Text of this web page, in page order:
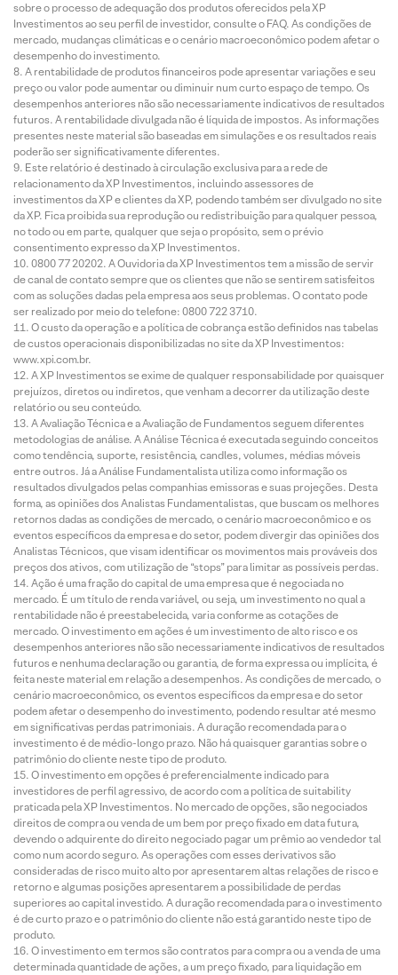
sobre o processo de adequação dos produtos oferecidos pela XP
Investimentos ao seu perfil de investidor, consulte o FAQ. As condições de
mercado, mudanças climáticas e o cenário macroeconômico podem afetar o
desempenho do investimento.
A rentabilidade de produtos financeiros pode apresentar variações e seu
preço ou valor pode aumentar ou diminuir num curto espaço de tempo. Os
desempenhos anteriores não são necessariamente indicativos de resultados
futuros. A rentabilidade divulgada não é líquida de impostos. As informações
presentes neste material são baseadas em simulações e os resultados reais
poderão ser significativamente diferentes.
Este relatório é destinado à circulação exclusiva para a rede de
relacionamento da XP Investimentos, incluindo assessores de
investimentos da XP e clientes da XP, podendo também ser divulgado no site
da XP. Fica proibida sua reprodução ou redistribuição para qualquer pessoa,
no todo ou em parte, qualquer que seja o propósito, sem o prévio
consentimento expresso da XP Investimentos.
0800 77 20202. A Ouvidoria da XP Investimentos tem a missão de servir
de canal de contato sempre que os clientes que não se sentirem satisfeitos
com as soluções dadas pela empresa aos seus problemas. O contato pode
ser realizado por meio do telefone: 0800 722 3710.
O custo da operação e a política de cobrança estão definidos nas tabelas
de custos operacionais disponibilizadas no site da XP Investimentos:
www.xpi.com.br.
A XP Investimentos se exime de qualquer responsabilidade por quaisquer
prejuízos, diretos ou indiretos, que venham a decorrer da utilização deste
relatório ou seu conteúdo.
A Avaliação Técnica e a Avaliação de Fundamentos seguem diferentes
metodologias de análise. A Análise Técnica é executada seguindo conceitos
como tendência, suporte, resistência, candles, volumes, médias móveis
entre outros. Já a Análise Fundamentalista utiliza como informação os
resultados divulgados pelas companhias emissoras e suas projeções. Desta
forma, as opiniões dos Analistas Fundamentalistas, que buscam os melhores
retornos dadas as condições de mercado, o cenário macroeconômico e os
eventos específicos da empresa e do setor, podem divergir das opiniões dos
Analistas Técnicos, que visam identificar os movimentos mais prováveis dos
preços dos ativos, com utilização de “stops” para limitar as possíveis perdas.
Ação é uma fração do capital de uma empresa que é negociada no
mercado. É um título de renda variável, ou seja, um investimento no qual a
rentabilidade não é preestabelecida, varia conforme as cotações de
mercado. O investimento em ações é um investimento de alto risco e os
desempenhos anteriores não são necessariamente indicativos de resultados
futuros e nenhuma declaração ou garantia, de forma expressa ou implícita, é
feita neste material em relação a desempenhos. As condições de mercado, o
cenário macroeconômico, os eventos específicos da empresa e do setor
podem afetar o desempenho do investimento, podendo resultar até mesmo
em significativas perdas patrimoniais. A duração recomendada para o
investimento é de médio-longo prazo. Não há quaisquer garantias sobre o
patrimônio do cliente neste tipo de produto.
O investimento em opções é preferencialmente indicado para
investidores de perfil agressivo, de acordo com a política de suitability
praticada pela XP Investimentos. No mercado de opções, são negociados
direitos de compra ou venda de um bem por preço fixado em data futura,
devendo o adquirente do direito negociado pagar um prêmio ao vendedor tal
como num acordo seguro. As operações com esses derivativos são
consideradas de risco muito alto por apresentarem altas relações de risco e
retorno e algumas posições apresentarem a possibilidade de perdas
superiores ao capital investido. A duração recomendada para o investimento
é de curto prazo e o patrimônio do cliente não está garantido neste tipo de
produto.
O investimento em termos são contratos para compra ou a venda de uma
determinada quantidade de ações, a um preço fixado, para liquidação em